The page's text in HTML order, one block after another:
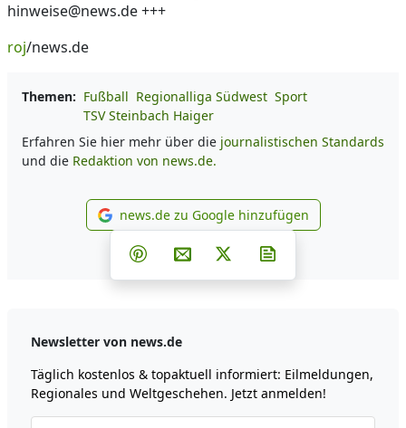
hinweise@news.de +++
roj/news.de
Themen: Fußball Regionalliga Südwest Sport
TSV Steinbach Haiger
Erfahren Sie hier mehr über die journalistischen Standards
und die Redaktion von news.de.
news.de zu Google
news.de zu Google hinzufügen
Teilen auf Facebook
Teilen auf Whatsapp
Teilen auf Telegram
Teilen auf Pinterest
Per E-Mail teilen
Post auf X
Newsletter von news.de
Täglich kostenlos & topaktuell informiert: Eilmeldungen,
Regionales und Weltgeschehen. Jetzt anmelden!